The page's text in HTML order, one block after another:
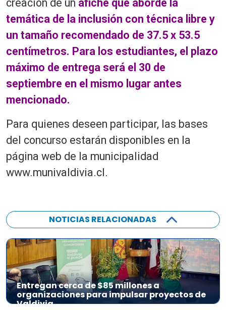
creación de un afiche que aborde la
temática de la inclusión con técnica libre y
un tamaño recomendado de 37.5 x 53.5
centímetros. Para los estudiantes, el plazo
máximo de entrega será el 30 de
septiembre en el mismo lugar antes
mencionado.
Para quienes deseen participar, las bases
del concurso estarán disponibles en la
página web de la municipalidad
www.munivaldivia.cl.
NOTICIAS RELACIONADAS
Entregan cerca de $85 millones a
organizaciones para impulsar proyectos de
Valdivia